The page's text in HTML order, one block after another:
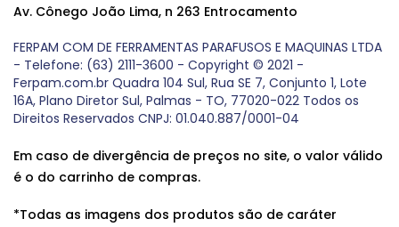
Av. Cônego João Lima, n 263 Entrocamento
FERPAM COM DE FERRAMENTAS PARAFUSOS E MAQUINAS LTDA
- Telefone: (63) 2111-3600 - Copyright © 2021 -
Ferpam.com.br Quadra 104 Sul, Rua SE 7, Conjunto 1, Lote
16A, Plano Diretor Sul, Palmas - TO, 77020-022 Todos os
Direitos Reservados CNPJ: 01.040.887/0001-04
Em caso de divergência de preços no site, o valor válido
é o do carrinho de compras.
*Todas as imagens dos produtos são de caráter